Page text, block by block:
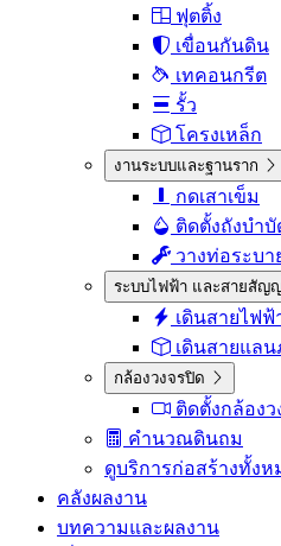
ฟุตติ้ง
เขื่อนกันดิน
เทคอนกรีต
รั้ว
โครงเหล็ก
งานระบบและฐานราก
กดเสาเข็ม
ติดตั้งถังบำบั
วางท่อระบา
ระบบไฟฟ้า และสายสัญ
เดินสายไฟฟ้
เดินสายแล
กล้องวงจรปิด
ติดตั้งกล้องว
คำนวณดินถม
ดูบริการก่อสร้างทั้งห
คลังผลงาน
บทความและผลงาน